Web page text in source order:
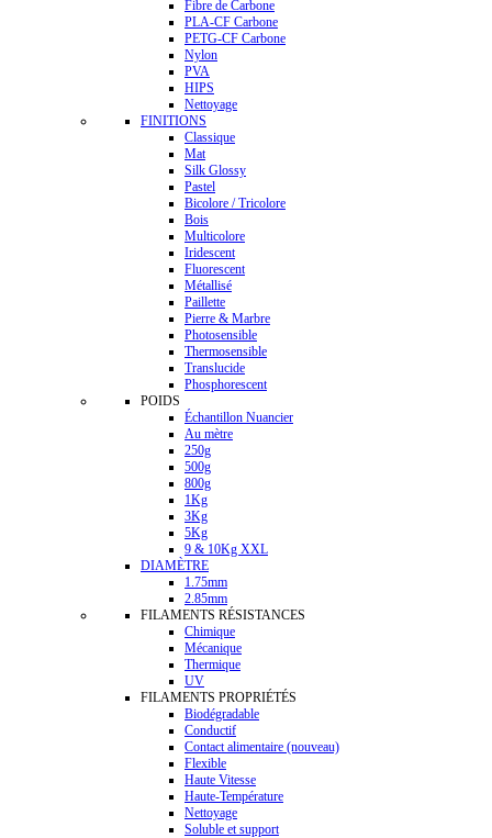
Fibre de Carbone
PLA-CF Carbone
PETG-CF Carbone
Nylon
PVA
HIPS
Nettoyage
FINITIONS
Classique
Mat
Silk Glossy
Pastel
Bicolore / Tricolore
Bois
Multicolore
Iridescent
Fluorescent
Métallisé
Paillette
Pierre & Marbre
Photosensible
Thermosensible
Translucide
Phosphorescent
POIDS
Échantillon Nuancier
Au mètre
250g
500g
800g
1Kg
3Kg
5Kg
9 & 10Kg XXL
DIAMÈTRE
1.75mm
2.85mm
FILAMENTS RÉSISTANCES
Chimique
Mécanique
Thermique
UV
FILAMENTS PROPRIÉTÉS
Biodégradable
Conductif
Contact alimentaire (nouveau)
Flexible
Haute Vitesse
Haute-Température
Nettoyage
Soluble et support